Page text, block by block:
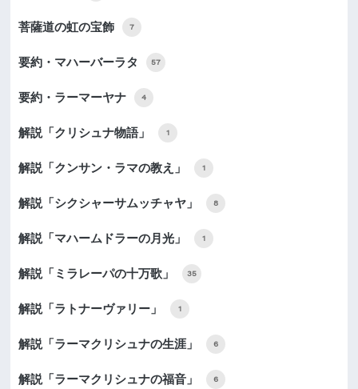
菩薩道の虹の宝飾 7
要約・マハーバーラタ 57
要約・ラーマーヤナ 4
解説「クリシュナ物語」 1
解説「クンサン・ラマの教え」 1
解説「シクシャーサムッチャヤ」 8
解説「マハームドラーの月光」 1
解説「ミラレーパの十万歌」 35
解説「ラトナーヴァリー」 1
解説「ラーマクリシュナの生涯」 6
解説「ラーマクリシュナの福音」 6